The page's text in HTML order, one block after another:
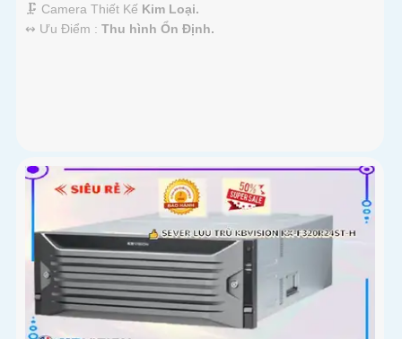
🗜️ Camera Thiết Kế Kim Loại.
️↭ Ưu Điểm : Thu hình Ổn Định.